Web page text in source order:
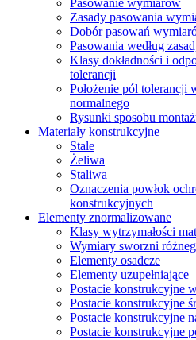
Pasowanie wymiarów
Zasady pasowania
Dobór pasowań
Pasowania według
Klasy dokładności i
tolerancji
Położenie pól tolerancji
normalnego
Rysunki sposobu
Materiały konstrukcyjne
Stale
Żeliwa
Staliwa
Oznaczenia powłok
konstrukcyjnych
Elementy znormalizowane
Klasy wytrzymałości
Wymiary sworzni
Elementy osadcze
Elementy uzupełniające
Postacie konstrukcyjne
Postacie konstrukcyjne
Postacie konstrukcyjne
Postacie konstrukcyjne